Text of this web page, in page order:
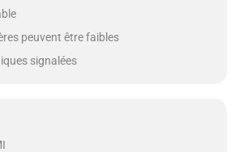
peuvent être faibles
signalées